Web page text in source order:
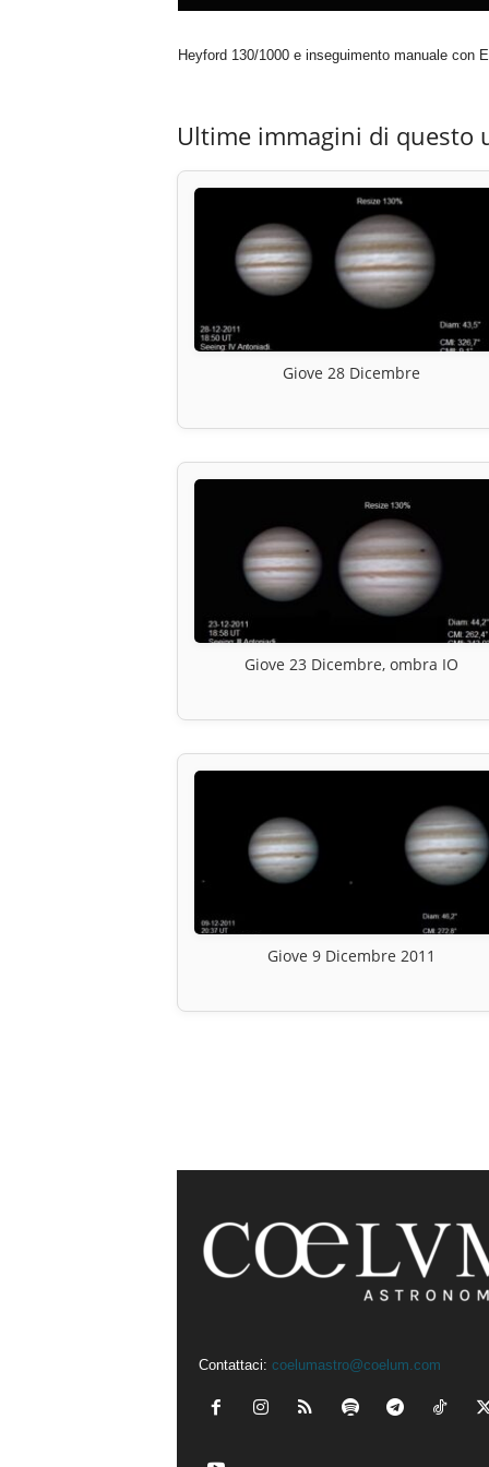
Heyford 130/1000 e inseguimento manuale con
Ultime immagini di questo
Giove 28 Dicembre
Giove 23 Dicembre, ombra IO
Giove 9 Dicembre 2011
Contattaci: coelumastro@coelum.com